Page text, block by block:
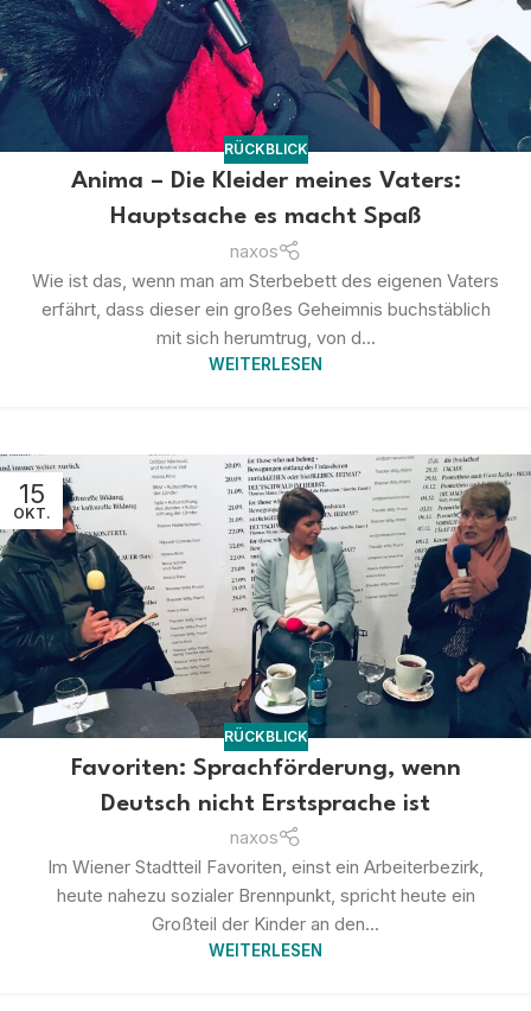
RÜCKBLICK
Anima – Die Kleider meines Vaters:
Hauptsache es macht Spaß
naxos
Wie ist das, wenn man am Sterbebett des eigenen Vaters
erfährt, dass dieser ein großes Geheimnis buchstäblich
mit sich herumtrug, von d...
WEITERLESEN
15
OKT.
RÜCKBLICK
Favoriten: Sprachförderung, wenn
Deutsch nicht Erstsprache ist
naxos
Im Wiener Stadtteil Favoriten, einst ein Arbeiterbezirk,
heute nahezu sozialer Brennpunkt, spricht heute ein
Großteil der Kinder an den...
WEITERLESEN